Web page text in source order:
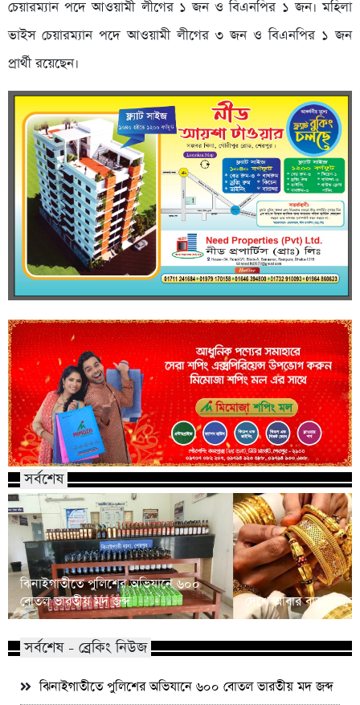
চেয়ারম্যান পদে আওয়ামী লীগের ১ জন ও বিএনপির ১ জন। মহিলা
ভাইস চেয়ারম্যান পদে আওয়ামী লীগের ৩ জন ও বিএনপির ১ জন
প্রার্থী রয়েছেন।
সর্বশেষ
ঝিনাইগাতীতে পুলিশের অভিযানে ৬০০
বোতল ভারতীয় মদ জব্দ
দেশে আবার বাড়ল
সর্বশেষ - ব্রেকিং নিউজ
ঝিনাইগাতীতে পুলিশের অভিযানে ৬০০ বোতল ভারতীয় মদ জব্দ